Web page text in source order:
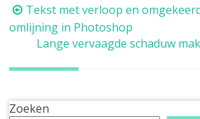
Berichtnavigatie
Tekst met verloop en
omlijning in Photoshop
Lange vervaagde schaduw
Zoeken